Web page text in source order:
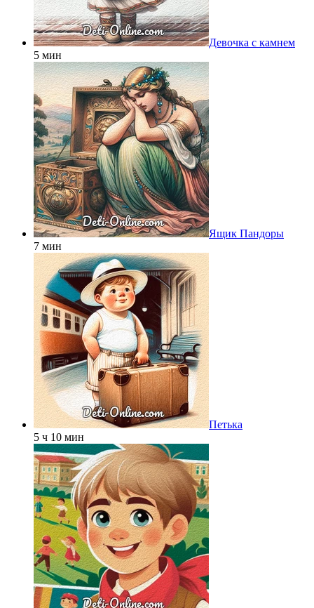
Девочка с камнем
5 мин
Ящик Пандоры
7 мин
Петька
5 ч 10 мин